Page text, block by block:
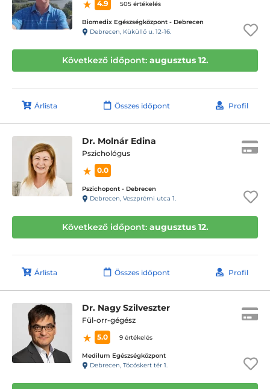
4.9
505 értékelés
Biomedix Egészségközpont - Debrecen
Debrecen, Küküllő u. 12-16.
Következő időpont: augusztus 12.
Árlista Összes időpont Profil
Dr. Molnár Edina
Pszichológus
0.0
Pszichopont - Debrecen
Debrecen, Veszprémi utca 1.
Következő időpont: augusztus 12.
Árlista Összes időpont Profil
Dr. Nagy Szilveszter
Fül-orr-gégész
5.0
9 értékelés
Medilum Egészségközpont
Debrecen, Tócóskert tér 1.